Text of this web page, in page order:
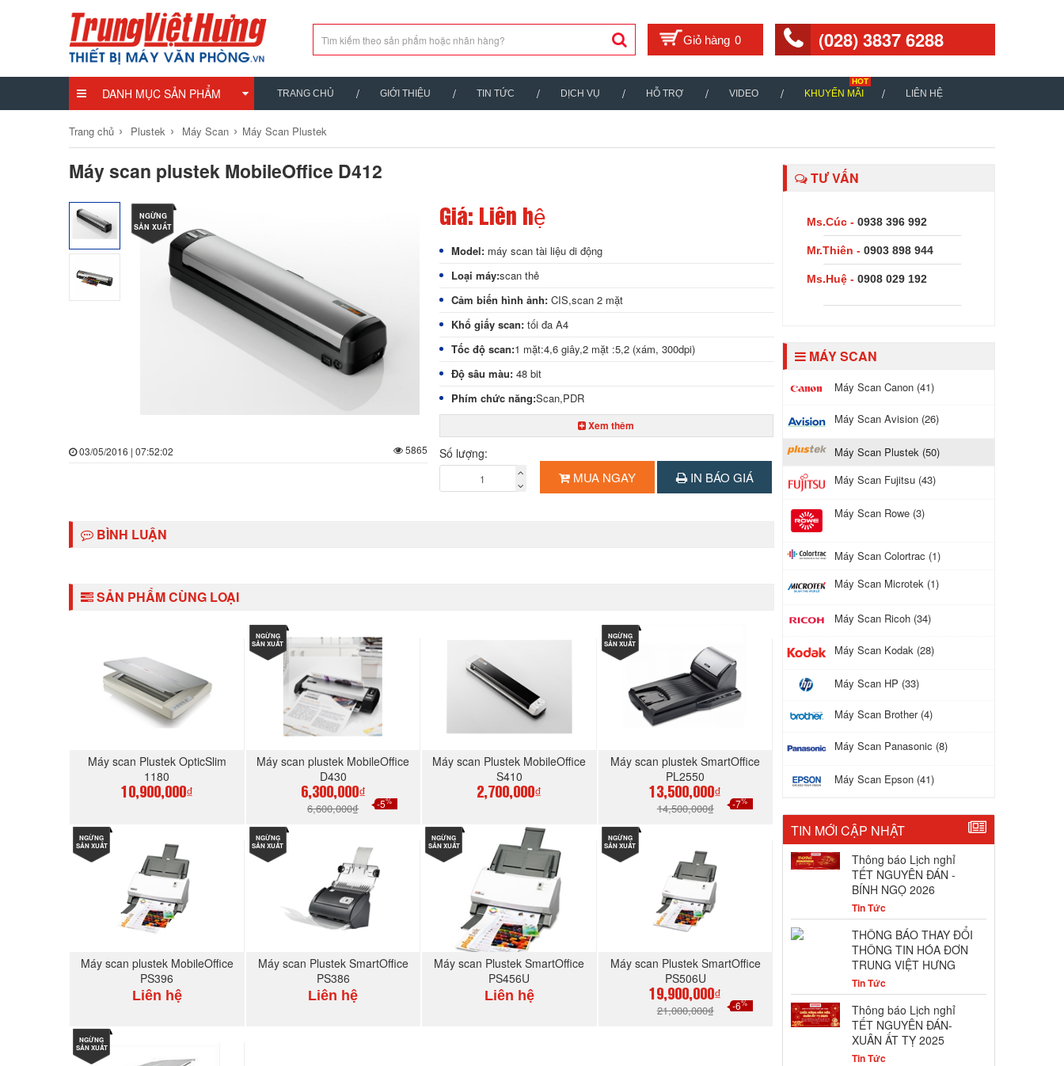
0 (028) 3837 6288
DANH MỤC SẢN PHẨM TRANG CHỦ GIỚI THIỆU TIN TỨC DỊCH VỤ HỖ TRỢ VIDEO KHUYẾN MÃI LIÊN HỆ
Trang chủ › Plustek › Máy Scan › Máy Scan Plustek
Máy scan plustek MobileOffice D412
NGỪNG
SẢN XUẤT
03/05/2016 | 07:52:02 5865
Giá: Liên hệ
Model:máy scan tài liệu di động
Loại máy:scan thẻ
Cảm biến hình ảnh:CIS,scan 2 mặt
Khổ giấy scan:tối đa A4
Tốc độ scan:1 mặt:4,6 giây,2 mặt :5,2 (xám, 300dpi)
Độ sâu màu: 48 bit
Phím chức năng:Scan,PDR
tối đa 1600 dpi
Cổng giao tiếp :
Nguồn điện;
Hiệu suất làm việc:
Xem thêm
Số lượng:
MUA NGAY IN BÁO GIÁ
BÌNH LUẬN
SẢN PHẨM CÙNG LOẠI
Máy scan Plustek OpticSlim
1180
10,900,000₫
NGỪNG
SẢN XUẤT
Máy scan plustek MobileOffice
D430
6,300,000₫
6,600,000₫ -5%
Máy scan Plustek MobileOffice
S410
2,700,000₫
MUA NGAY
NGỪNG
SẢN XUẤT
Máy scan plustek SmartOffice
PL2550
13,500,000₫
14,500,000₫ -7%
NGỪNG
SẢN XUẤT
Máy scan plustek MobileOffice
PS396
Liên hệ
NGỪNG
SẢN XUẤT
Máy scan Plustek SmartOffice
PS386
Liên hệ
NGỪNG
SẢN XUẤT
Máy scan Plustek SmartOffice
PS456U
Liên hệ
NGỪNG
SẢN XUẤT
Máy scan Plustek SmartOffice
PS506U
19,900,000₫
21,000,000₫ -6%
NGỪNG
SẢN XUẤT
TƯ VẤN
Ms.Cúc - 0938 396 992
Mr.Thiên - 0903 898 944
Ms.Huệ - 0908 029 192
MÁY SCAN
Máy Scan Canon (41)
Máy Scan Avision (26)
Máy Scan Plustek (50)
Máy Scan Fujitsu (43)
Máy Scan Rowe (3)
Máy Scan Colortrac (1)
Máy Scan Microtek (1)
Máy Scan Ricoh (34)
Máy Scan Kodak (28)
Máy Scan HP (33)
Máy Scan Brother (4)
Máy Scan Panasonic (8)
Máy Scan Epson (41)
TIN MỚI CẬP NHẬT
Thông báo Lịch nghỉ
TẾT NGUYÊN ĐÁN -
BÍNH NGỌ 2026
Tin Tức
THÔNG BÁO THAY ĐỔI
THÔNG TIN HÓA ĐƠN
TRUNG VIỆT HƯNG
Tin Tức
Thông báo Lịch nghỉ
TẾT NGUYÊN ĐÁN-
XUÂN ẤT TỴ 2025
Tin Tức